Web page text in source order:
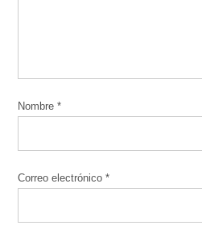
Nombre*
Correo electrónico*